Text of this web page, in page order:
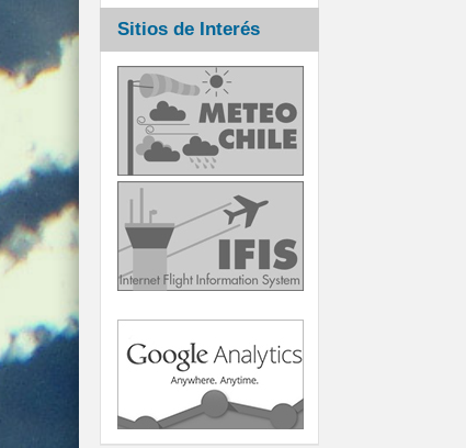
Sitios de Interés